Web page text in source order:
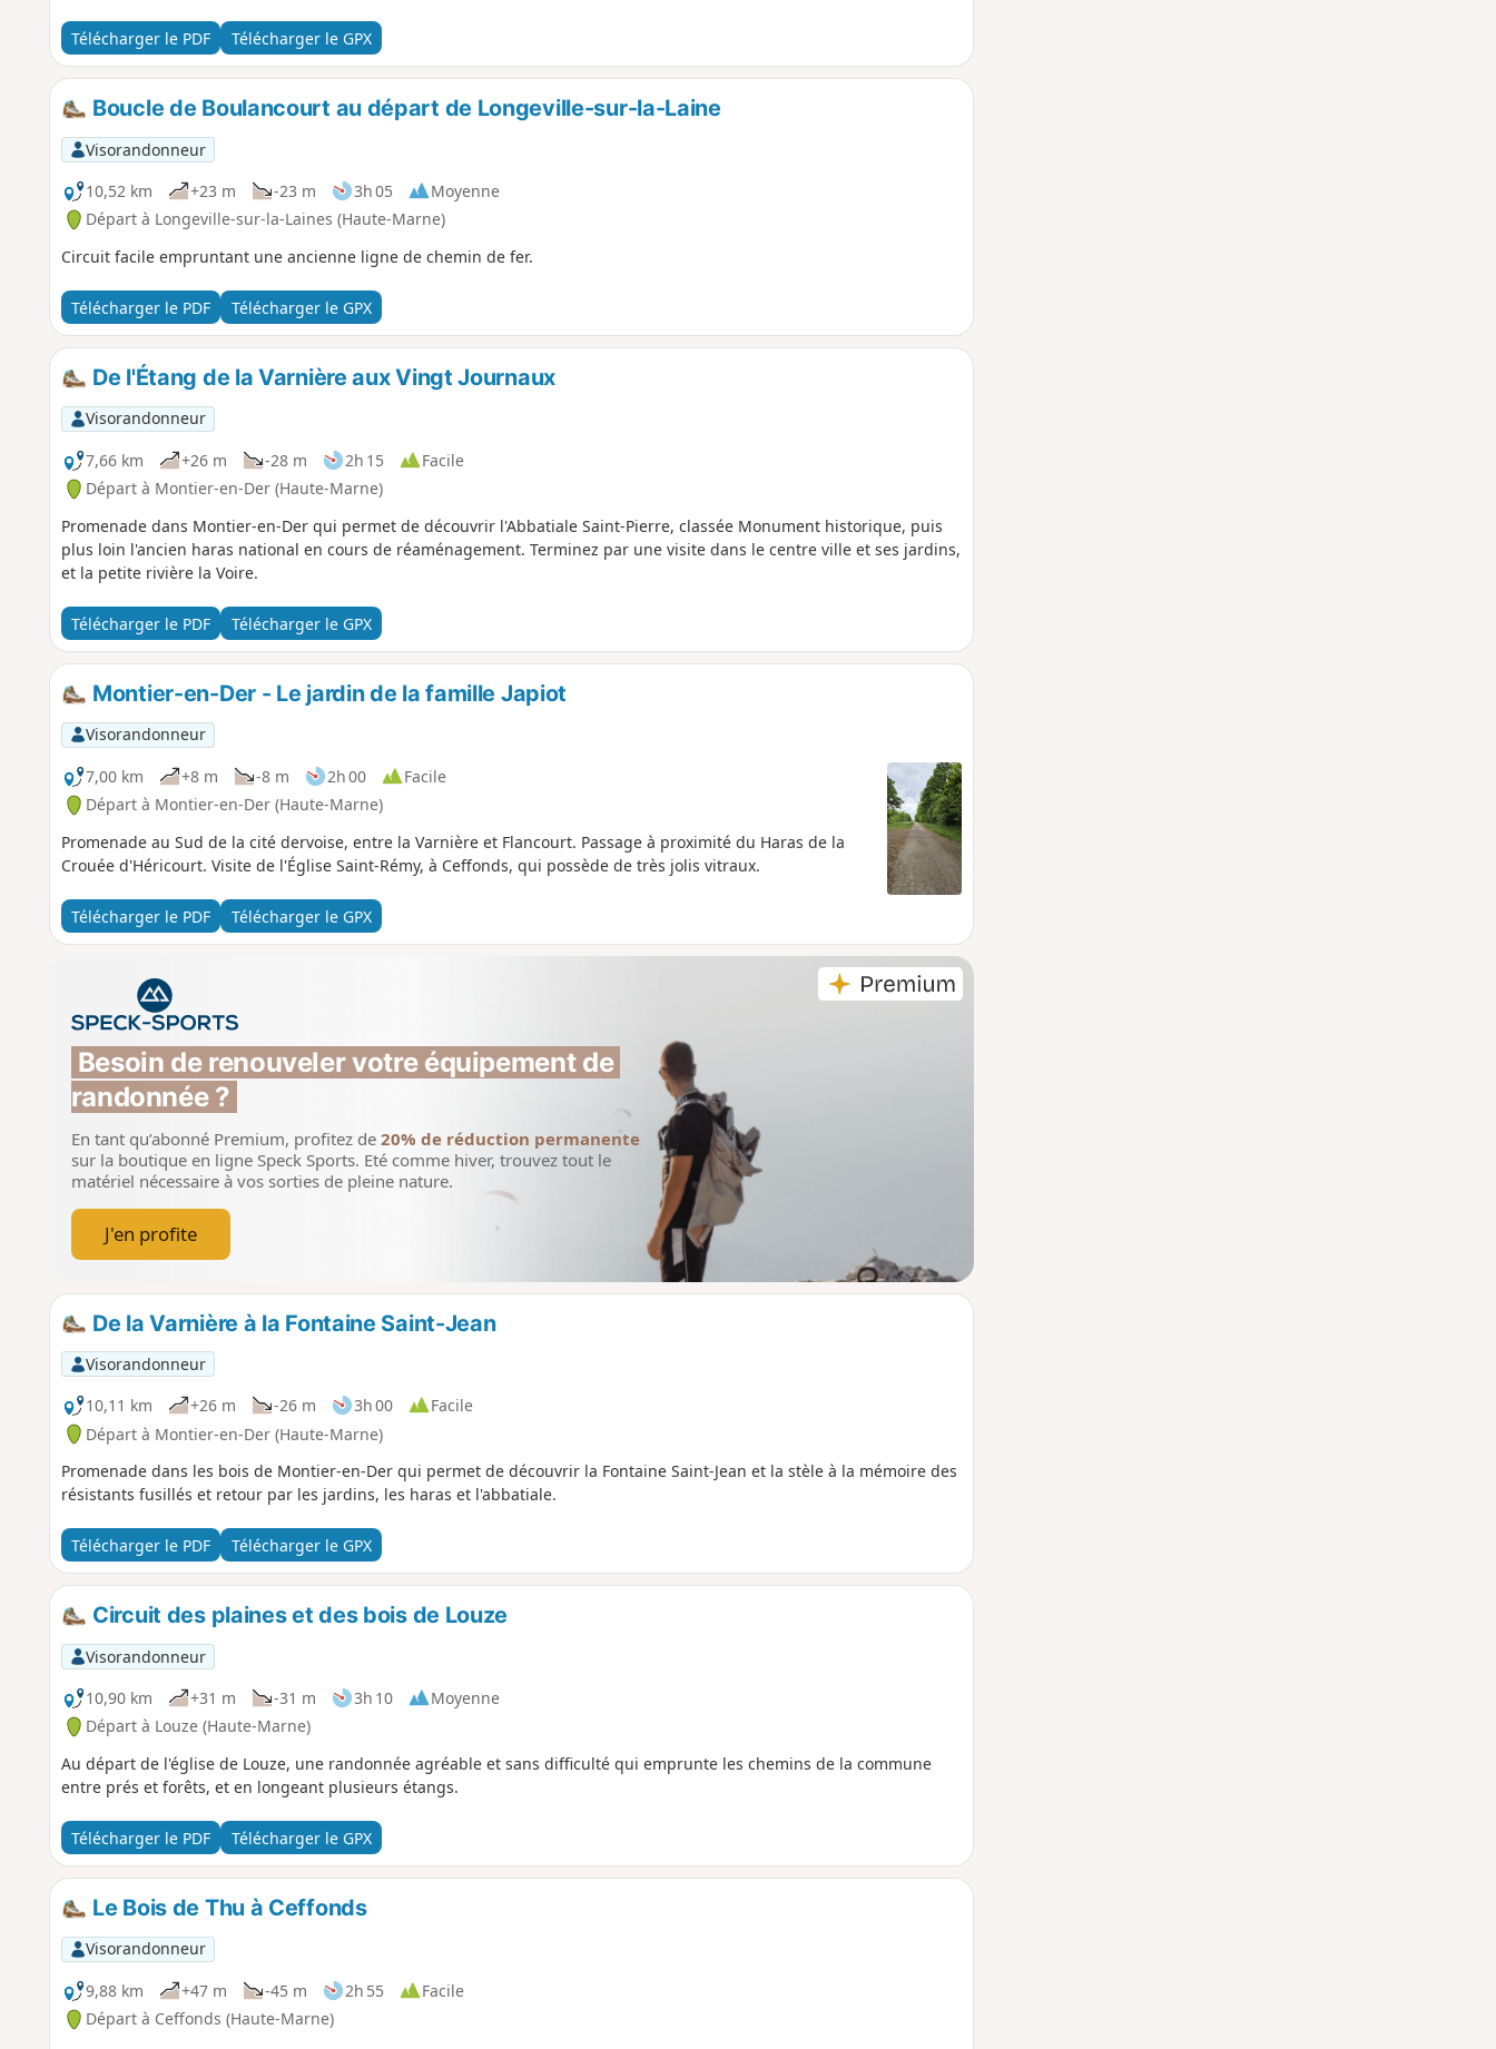
Télécharger le PDF Télécharger le GPX
Boucle de Boulancourt au départ de Longeville-sur-la-Laine
Visorandonneur
10,52 km
+23 m -23 m 3h 05
Moyenne
Départ à Longeville-sur-la-Laines (Haute-Marne)
Circuit facile empruntant une ancienne ligne de chemin de fer.
Télécharger le PDF Télécharger le GPX
De l'Étang de la Varnière aux Vingt Journaux
Visorandonneur
7,66 km
+26 m -28 m 2h 15
Facile
Départ à Montier-en-Der (Haute-Marne)
Promenade dans Montier-en-Der qui permet de découvrir l'Abbatiale Saint-Pierre, classée Monument historique, puis
plus loin l'ancien haras national en cours de réaménagement. Terminez par une visite dans le centre ville et ses jardins,
et la petite rivière la Voire.
Télécharger le PDF Télécharger le GPX
Montier-en-Der - Le jardin de la famille Japiot
Visorandonneur
7,00 km
+8 m -8 m 2h 00
Facile
Départ à Montier-en-Der (Haute-Marne)
Promenade au Sud de la cité dervoise, entre la Varnière et Flancourt. Passage à proximité du Haras de la
Crouée d'Héricourt. Visite de l'Église Saint-Rémy, à Ceffonds, qui possède de très jolis vitraux.
Télécharger le PDF Télécharger le GPX
Besoin de renouveler votre équipement de
randonnée ?
En tant qu’abonné Premium, profitez de 20% de réduction permanente
sur la boutique en ligne Speck Sports. Eté comme hiver, trouvez tout le
matériel nécessaire à vos sorties de pleine nature.
J'en profite
De la Varnière à la Fontaine Saint-Jean
Visorandonneur
10,11 km
+26 m -26 m 3h 00
Facile
Départ à Montier-en-Der (Haute-Marne)
Promenade dans les bois de Montier-en-Der qui permet de découvrir la Fontaine Saint-Jean et la stèle à la mémoire des
résistants fusillés et retour par les jardins, les haras et l'abbatiale.
Télécharger le PDF Télécharger le GPX
Circuit des plaines et des bois de Louze
Visorandonneur
10,90 km
+31 m -31 m 3h 10
Moyenne
Départ à Louze (Haute-Marne)
Au départ de l'église de Louze, une randonnée agréable et sans difficulté qui emprunte les chemins de la commune
entre prés et forêts, et en longeant plusieurs étangs.
Télécharger le PDF Télécharger le GPX
Le Bois de Thu à Ceffonds
Visorandonneur
9,88 km
+47 m -45 m 2h 55
Facile
Départ à Ceffonds (Haute-Marne)